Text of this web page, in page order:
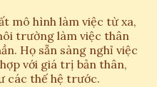
mô hình làm việc từ xa,
trường làm việc thân
Họ sẵn sàng nghỉ việc
với giá trị bản thân,
các thế hệ trước.